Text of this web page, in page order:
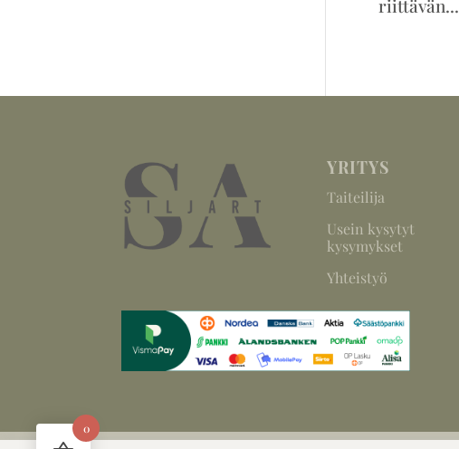
riittävän...
YRITYS
Taiteilija
Usein kysytyt
kysymykset
Yhteistyö
0